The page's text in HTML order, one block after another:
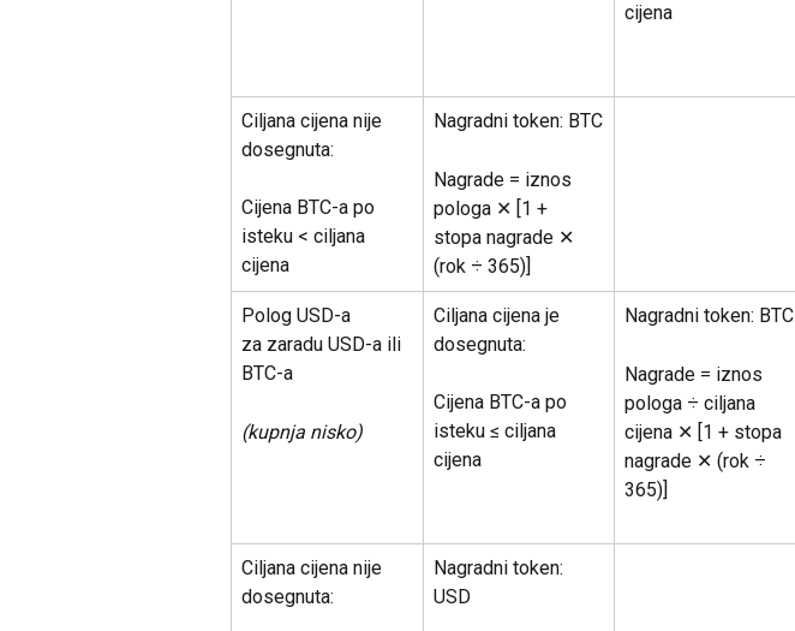
cijena
Ciljana cijena nije
dosegnuta:
Cijena BTC-a po
isteku < ciljana
cijena
Nagradni token: BTC
Nagrade = iznos
pologa ✕ [1 +
stopa nagrade ✕
(rok ÷ 365)]
Polog USD-a
za zaradu USD-a ili
BTC-a
(kupnja nisko)
Ciljana cijena je
dosegnuta:
Cijena BTC-a po
isteku ≤ ciljana
cijena
Nagradni token: BTC
Nagrade = iznos
pologa ÷ ciljana
cijena ✕ [1 + stopa
nagrade ✕ (rok ÷
365)]
Ciljana cijena nije
dosegnuta:
Nagradni token:
USD